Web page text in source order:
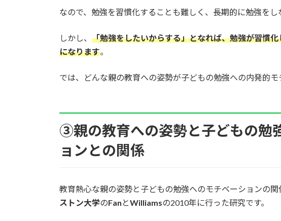
なので、勉強を習慣化することも難しく、長期的に勉強をし
しかし、 「勉強をしたいからする」となれば、勉強が習慣
になります。
では、どんな親の教育への姿勢が子どもの勉強への内発的
③親の教育への姿勢と子どもの勉
ョンとの関係
教育熱心な親の姿勢と子どもの勉強へのモチベーションの
ストン大学のFan とWilliamsの2010年に行った研究です。